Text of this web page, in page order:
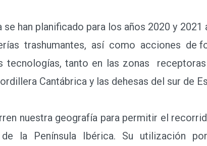
han planificado para los años 2020 y
trashumantes, así como acciones de
tecnologías, tanto en las zonas
Cantábrica y las dehesas del sur de
nuestra geografía para permitir el
la Península Ibérica. Su utilización